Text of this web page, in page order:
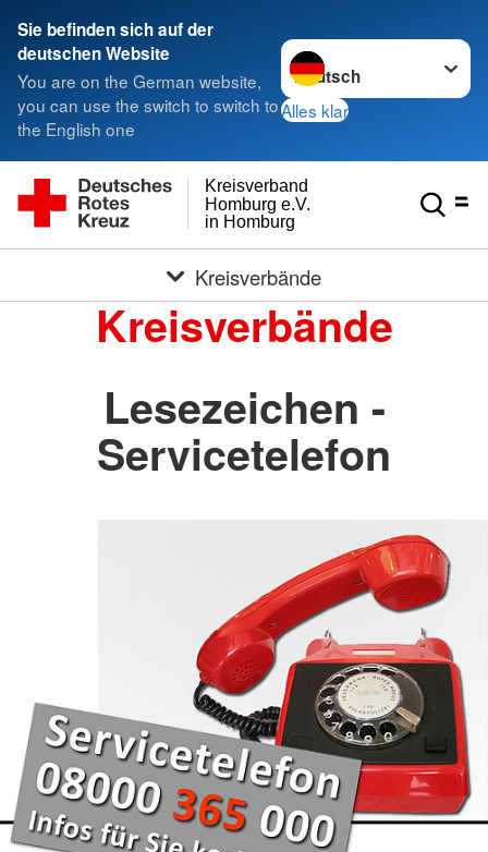
Sie befinden sich auf der
deutschen Website
You are on the German website,
you can use the switch to switch to
the English one
Sprache wechseln zu
Alles klar
in Homburg
Homburg e.V.
Kreisverband
Kreisverbände
Kreisverbände
Lesezeichen -
Servicetelefon